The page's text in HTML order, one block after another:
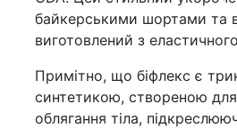
байкерськими шортами та
виготовлений з
Примітно, що біфлекс є
синтетикою, створеною
облягання тіла,